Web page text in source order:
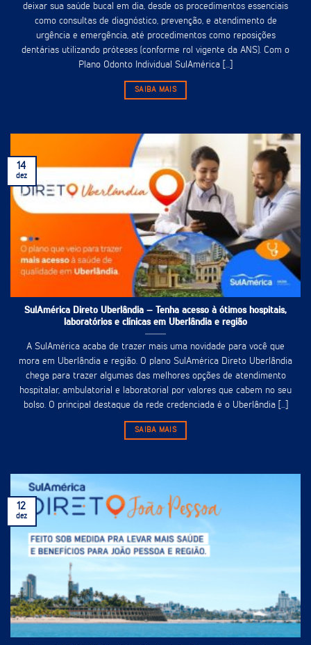
deixar sua saúde bucal em dia, desde os procedimentos essenciais
como consultas de diagnóstico, prevenção, e atendimento de
urgência e emergência, até procedimentos como reposições
dentárias utilizando próteses (conforme rol vigente da ANS). Com o
Plano Odonto Individual SulAmérica [...]
SAIBA MAIS
SulAmérica Direto Uberlândia – Tenha acesso à ótimos hospitais,
laboratórios e clínicas em Uberlândia e região
A SulAmérica acaba de trazer mais uma novidade para você que
mora em Uberlândia e região. O plano SulAmérica Direto Uberlândia
chega para trazer algumas das melhores opções de atendimento
hospitalar, ambulatorial e laboratorial por valores que cabem no seu
bolso. O principal destaque da rede credenciada é o Uberlândia [...]
SAIBA MAIS
14
dez
12
dez